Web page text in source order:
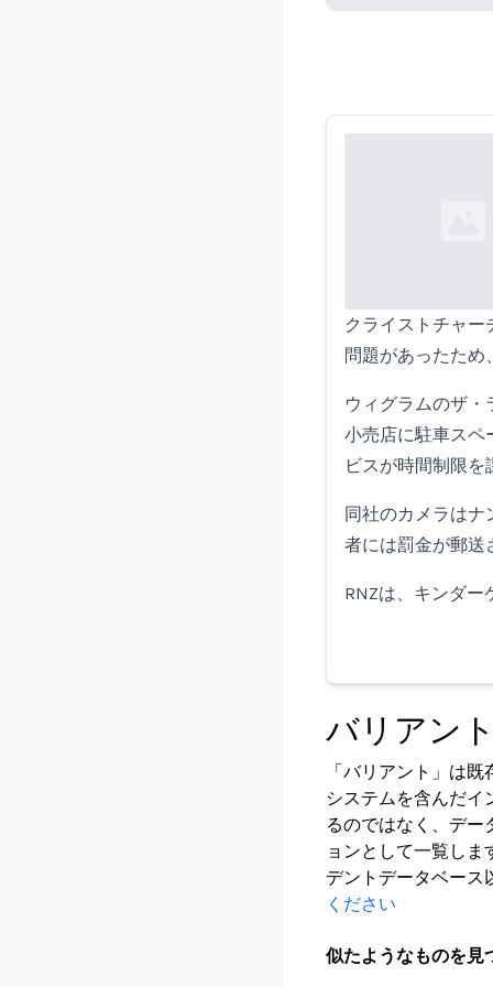
クライストチャ
問題があったため
ウィグラムのザ・
小売店に駐車スペ
ビスが時間制限を
同社のカメラはナ
者には罰金が郵送
RNZは、キンダー
バリアント
「バリアント」は
システムを含んだイ
るのではなく、デー
ョンとして一覧し
デントデータベース
ください
似たようなものを見